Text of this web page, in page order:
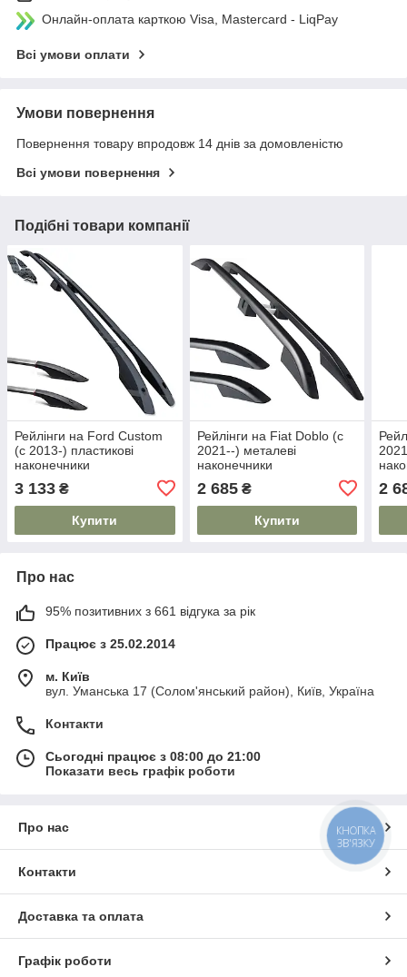
Онлайн-оплата карткою Visa, Mastercard - LiqPay
Всі умови оплати
Умови повернення
Повернення товару впродовж 14 днів за домовленістю
Всі умови повернення
Подібні товари компанії
Рейлінги на Ford Custom
(c 2013-) пластикові
наконечники
3 133 ₴
Купити
Рейлінги на Fiat Doblo (c
2021--) металеві
наконечники
2 685₴
Купити
2
Про нас
95% позитивних з 661 відгука за рік
Працює з 25.02.2014
м. Київ
вул. Уманська 17 (Солом'янський район), Київ, Україна
Контакти
Сьогодні працює з 08:00 до 21:00
Показати весь графік роботи
Про нас
Контакти
Доставка та оплата
Графік роботи
КНОПКА
ЗВ'ЯЗКУ